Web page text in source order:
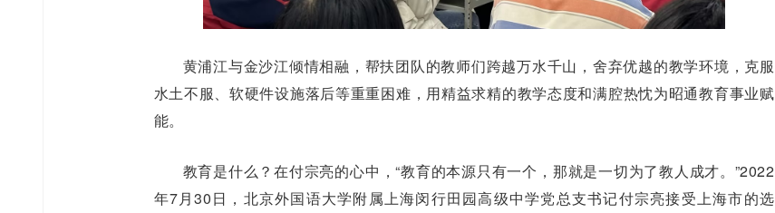
黄浦江与金沙江倾情相融，帮扶团队的教师们跨越万水千山，舍弃优越的教学环境，克服
水土不服、软硬件设施落后等重重困难，用精益求精的教学态度和满腔热忱为昭通教育事业赋
能。
教育是什么？在付宗亮的心中，“教育的本源只有一个，那就是一切为了教人成才。”2022
年7月30日，北京外国语大学附属上海闵行田园高级中学党总支书记付宗亮接受上海市的选